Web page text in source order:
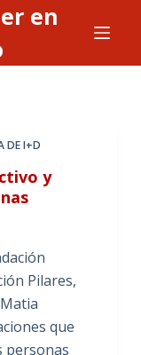
en
DE I+D
y
Pilares,
que
personas